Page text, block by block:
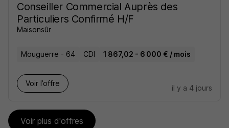
Conseiller Commercial Auprès des
Particuliers Confirmé H/F
Maisonsûr
Mouguerre - 64 CDI 1 867,02 - 6 000 € / mois
Voir l’offre
il y a 4 jours
Voir plus d'offres